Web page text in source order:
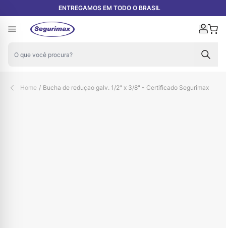
Pular para o conteúdoENTREGAMOS EM TODO O BRASIL
Home / Bucha de reduçao galv. 1/2" x 3/8" - Certificado Segurimax